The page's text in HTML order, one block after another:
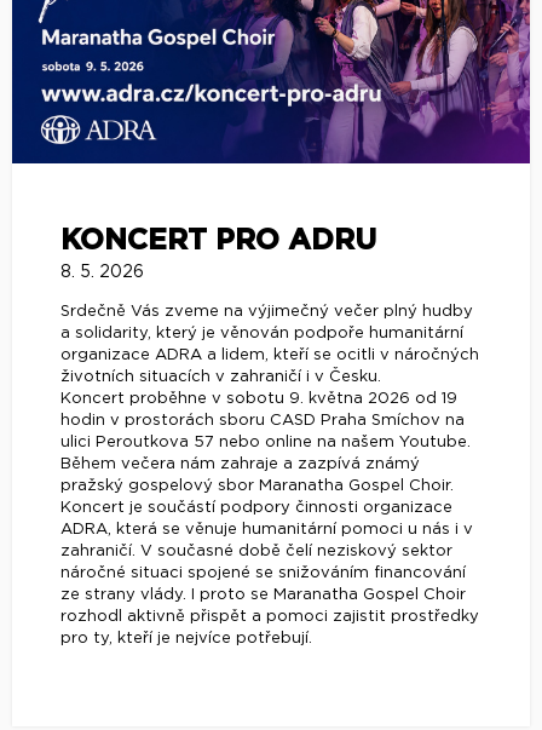
KONCERT PRO ADRU
8. 5. 2026
Srdečně Vás zveme na výjimečný večer plný hudby
a solidarity, který je věnován podpoře humanitární
organizace ADRA a lidem, kteří se ocitli v náročných
životních situacích v zahraničí i v Česku.
Koncert proběhne v sobotu 9. května 2026 od 19
hodin v prostorách sboru CASD Praha Smíchov na
ulici Peroutkova 57 nebo online na našem Youtube.
Během večera nám zahraje a zazpívá známý
pražský gospelový sbor Maranatha Gospel Choir.
Koncert je součástí podpory činnosti organizace
ADRA, která se věnuje humanitární pomoci u nás i v
zahraničí. V současné době čelí neziskový sektor
náročné situaci spojené se snižováním financování
ze strany vlády. I proto se Maranatha Gospel Choir
rozhodl aktivně přispět a pomoci zajistit prostředky
pro ty, kteří je nejvíce potřebují.